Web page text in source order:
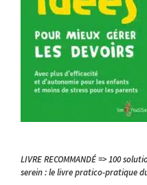
LIVRE RECOMMANDÉ => 100
serein : le livre pratico-pratique